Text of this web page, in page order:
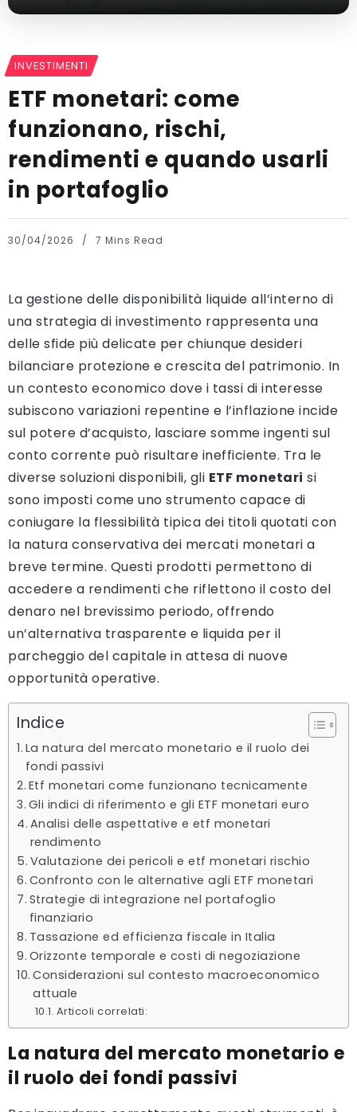
INVESTIMENTI
ETF monetari: come
funzionano, rischi,
rendimenti e quando usarli
in portafoglio
30/04/2026 7 Mins Read
La gestione delle disponibilità liquide all’interno di
una strategia di investimento rappresenta una
delle sfide più delicate per chiunque desideri
bilanciare protezione e crescita del patrimonio. In
un contesto economico dove i tassi di interesse
subiscono variazioni repentine e l’inflazione incide
sul potere d’acquisto, lasciare somme ingenti sul
conto corrente può risultare inefficiente. Tra le
diverse soluzioni disponibili, gli ETF monetari si
sono imposti come uno strumento capace di
coniugare la flessibilità tipica dei titoli quotati con
la natura conservativa dei mercati monetari a
breve termine. Questi prodotti permettono di
accedere a rendimenti che riflettono il costo del
denaro nel brevissimo periodo, offrendo
un’alternativa trasparente e liquida per il
parcheggio del capitale in attesa di nuove
opportunità operative.
Indice
La natura del mercato monetario e il ruolo dei
fondi passivi
Etf monetari come funzionano tecnicamente
Gli indici di riferimento e gli ETF monetari euro
Analisi delle aspettative e etf monetari
rendimento
Valutazione dei pericoli e etf monetari rischio
Confronto con le alternative agli ETF monetari
Strategie di integrazione nel portafoglio
finanziario
Tassazione ed efficienza fiscale in Italia
Orizzonte temporale e costi di negoziazione
Considerazioni sul contesto macroeconomico
attuale
Articoli correlati:
La natura del mercato monetario e
il ruolo dei fondi passivi